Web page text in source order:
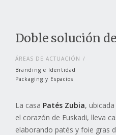
Doble solución
ÁREAS DE ACTUACIÓN
Branding e Identidad
Packaging y Espacios
La casa Patés Zubia,
el corazón de Euskadi, lleva
elaborando patés y foie gras